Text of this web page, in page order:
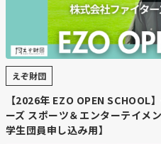
えぞ財団
【2026年 EZO OPEN
ーズ スポーツ＆エンターテイメ
学生団員申し込み用】